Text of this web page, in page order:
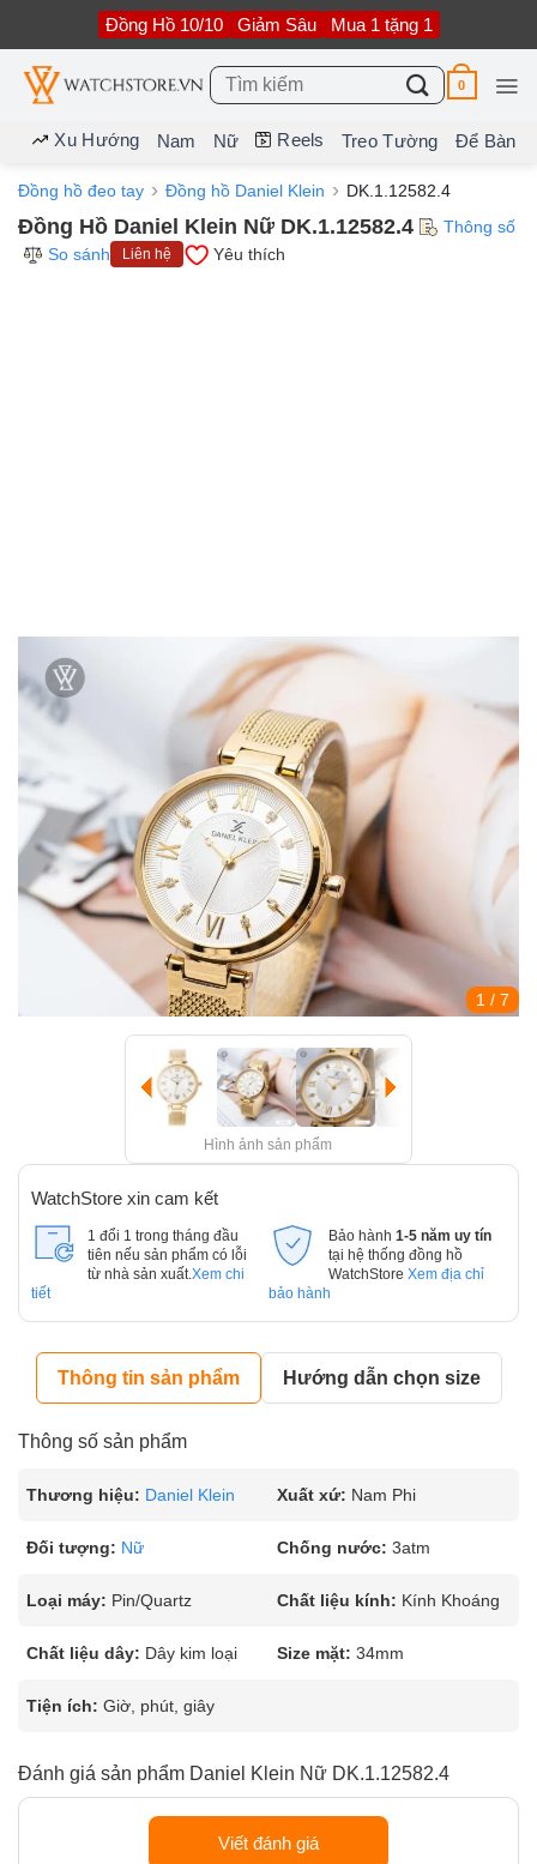
nội
dung
Đồng Hồ 10/10 Giảm Sâu Mua 1 tặng 1
Tìm
kiếm:
0
Xu Hướng Nam Nữ Reels Treo Tường Để Bàn
Đồng hồ đeo tay Đồng hồ Daniel Klein DK.1.12582.4
Đồng Hồ Daniel Klein Nữ DK.1.12582.4
Thông số
So sánh
Liên hệ Yêu thích
1 / 7
Hình ảnh sản phẩm
WatchStore xin cam kết
1 đổi 1 trong tháng đầu
tiên nếu sản phẩm có lỗi
từ nhà sản xuất. Xem chi
tiết
Bảo hành 1-5 năm uy tín
tại hệ thống đồng hồ
WatchStore Xem địa chỉ
bảo hành
Thông tin sản phẩm Hướng dẫn chọn size
Thông số sản phẩm
Thương hiệu: Daniel Klein Xuất xứ: Nam Phi
Đối tượng: Nữ Chống nước: 3atm
Loại máy: Pin/Quartz Chất liệu kính: Kính Khoáng
Chất liệu dây: Dây kim loại Size mặt: 34mm
Tiện ích: Giờ, phút, giây
Đánh giá sản phẩm Daniel Klein Nữ DK.1.12582.4
Viết đánh giá